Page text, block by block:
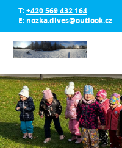
T:+420 569 432 164
E: nozka.dlves@outlook.cz